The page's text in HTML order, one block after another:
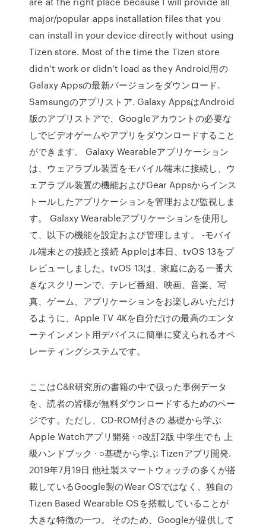
major/popular apps installation files that you
can install in your device directly without using
Tizen store. Most of the time the Tizen store
didn’t work or didn’t load as they Android用の
Galaxy Appsの最新バージョンをダウンロード.
Samsungのアプリストア. Galaxy AppsはAndroid
版のアプリストアで、Googleアカウントの必要な
しでビデオゲームやアプリをダウンロードすること
ができます。 Galaxy Wearableアプリケーション
は、ウェアラブル装置をモバイル端末に接続し、ウ
ェアラブル装置の機能およびGear Appsからインス
トールしたアプリケーションを管理および監視しま
す。 Galaxy Wearableアプリケーションを使用し
て、以下の機能を設定および管理します。 -モバイ
ル端末との接続と接続 Appleは本日、tvOS 13をプ
レビューしました。tvOS 13は、家庭にある一番大
きなスクリーンで、テレビ番組、映画、音楽、写
真、ゲーム、アプリケーションをお楽しみいただけ
るように、Apple TV 4Kを自分だけの最高のエンタ
ーテインメント用デバイスに簡単に変えられるオペ
レーティングシステムです。
ここはC&R研究所の書籍の中で扱った事例データ
を、読者の皆様が無料ダウンロードするためのペー
ジです。ただし、CD-ROM付きの 基礎から学ぶ
Apple Watchアプリ開発 · ○改訂2版 中学生でも 上
級ハンドブック · ○基礎から学ぶ Tizenアプリ開発.
2019年7月19日 他社製スマートウォッチの多くが搭
載しているGoogle製のWear OSではなく、独自の
Tizen Based Wearable OSを搭載していることが
大きな特徴の一つ。 そのため、Googleが提供して